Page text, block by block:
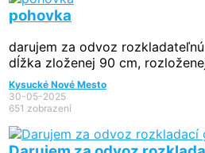
pohovka
darujem za odvoz
dĺžka zloženej 90 cm,
Kysucké Nové Mesto
30-05-2025
651 zobrazení